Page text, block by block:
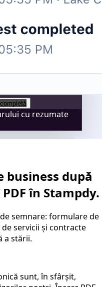
cu rezumate
business după
în Stampdy.
semnare: formulare de
servicii și contracte
a stării.
sunt, în sfârșit,